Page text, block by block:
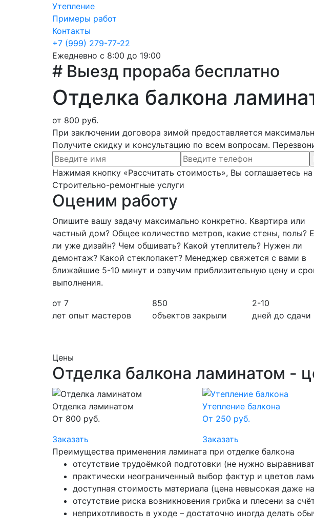
Утепление
Примеры работ
Контакты
+7 (999) 279-77-22
Ежедневно с 8:00 до 19:00
# Выезд прораба бесплатно
Отделка балкона
от 800 руб.
При заключении договора зимой предоставляется
Получите скидку и консультацию по всем вопросам.
Нажимая кнопку «Рассчитать стоимость», Вы соглашаетесь
Строительно-ремонтные услуги
Оценим работу
Опишите вашу задачу максимально конкретно. Квартира или
частный дом? Общее количество метров, какие стены, полы?
ли уже дизайн? Чем обшивать? Какой утеплитель? Нужен ли
демонтаж? Какой стеклопакет? Менеджер свяжется с вами в
ближайшие 5-10 минут и озвучим приблизительную цену и
выполнения.
от 7
лет опыт мастеров
850
объектов закрыли
2-10
дней до сдачи
Цены
Отделка балкона ламинатом -
Отделка ламинатом
От 800 руб.
Заказать
Утепление балкона
От 250 руб.
Заказать
Преимущества применения ламината при отделке балкона
отсутствие трудоёмкой подготовки (не нужно
практически неограниченный выбор фактур и цветов
доступная стоимость материала (цена невысокая даже
отсутствие риска возникновения грибка и плесени за
неприхотливость в уходе – достаточно иногда делать